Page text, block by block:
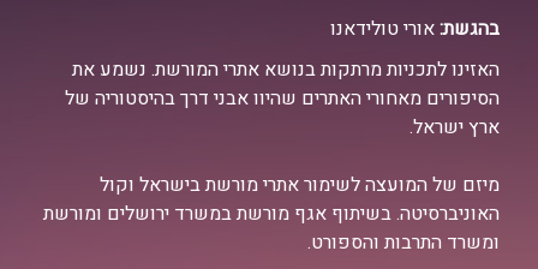
בהגשת:אורי טולידאנו
האזינו לתכניות מרתקות בנושא אתרי המורשת. נשמע את
הסיפורים מאחורי האתרים שהיוו אבני דרך בהיסטוריה של
ארץ ישראל.
מיזם של המועצה לשימור אתרי מורשת בישראל וקול
האוניברסיטה. בשיתוף אגף מורשת במשרד ירושלים ומורשת
ומשרד התרבות והספורט.